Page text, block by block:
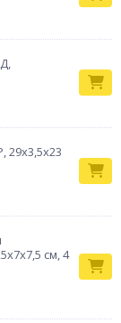
29х3,5х23
см, 4